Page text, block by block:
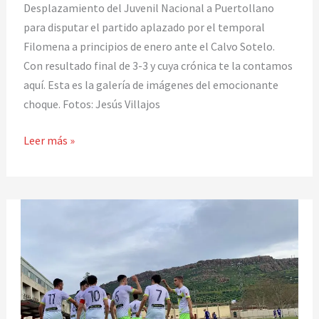
Desplazamiento del Juvenil Nacional a Puertollano
para disputar el partido aplazado por el temporal
Filomena a principios de enero ante el Calvo Sotelo.
Con resultado final de 3-3 y cuya crónica te la contamos
aquí. Esta es la galería de imágenes del emocionante
choque. Fotos: Jesús Villajos
vs
Sporting
de
Alcázar
Leer más »